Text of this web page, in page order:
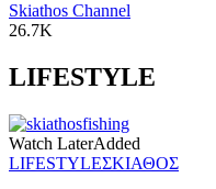
Skiathos Channel
26.7K
LIFESTYLE
Watch LaterAdded
LIFESTYLEΣΚΙΑΘΟΣ